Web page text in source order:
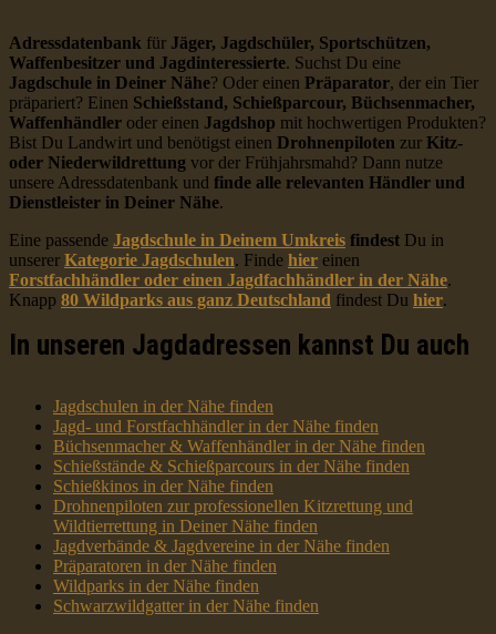
Adressdatenbank für Jäger, Jagdschüler, Sportschützen,
Waffenbesitzer und Jagdinteressierte. Suchst Du eine
Jagdschule in Deiner Nähe? Oder einen Präparator, der ein Tier
präpariert? Einen Schießstand, Schießparcour, Büchsenmacher,
Waffenhändler oder einen Jagdshop mit hochwertigen Produkten?
Bist Du Landwirt und benötigst einen Drohnenpiloten zur Kitz-
oder Niederwildrettung vor der Frühjahrsmahd? Dann nutze
unsere Adressdatenbank und finde alle relevanten Händler und
Dienstleister in Deiner Nähe.
Eine passende Jagdschule in Deinem Umkreis findest Du in
unserer Kategorie Jagdschulen. Finde hier einen
Forstfachhändler oder einen Jagdfachhändler in der Nähe.
Knapp 80 Wildparks aus ganz Deutschland findest Du hier.
In unseren Jagdadressen kannst Du auch
Jagdschulen in der Nähe finden
Jagd- und Forstfachhändler in der Nähe finden
Büchsenmacher & Waffenhändler in der Nähe finden
Schießstände & Schießparcours in der Nähe finden
Schießkinos in der Nähe finden
Drohnenpiloten zur professionellen Kitzrettung und
Wildtierrettung in Deiner Nähe finden
Jagdverbände & Jagdvereine in der Nähe finden
Präparatoren in der Nähe finden
Wildparks in der Nähe finden
Schwarzwildgatter in der Nähe finden